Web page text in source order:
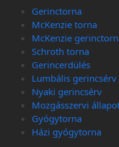
Gerinctorna
McKenzie torna
McKenzie
Schroth torna
Gerincerdülés
Lumbális gerincsérv
Nyaki gerincsérv
Mozgásszervi
Gyógytorna
Házi gyógytorna